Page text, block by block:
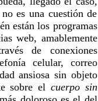
es una cuestión de
están los programas
web, amablemente
de conexiones
celular, correo
ansiosa sin objeto
sobre el cuerpo sin